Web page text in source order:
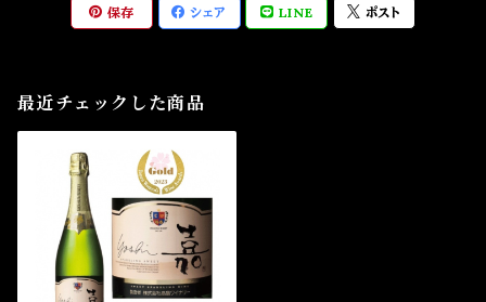
保存 シェア LINE ポスト
最近チェックした商品